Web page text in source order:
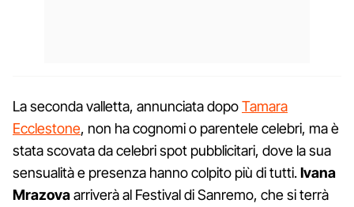
La seconda valletta, annunciata dopoTamara
Ecclestone, non ha cognomi o parentele celebri, ma è
stata scovata da celebri spot pubblicitari, dove la sua
sensualità e presenza hanno colpito più di tutti.Ivana
Mrazovaarriverà al Festival di Sanremo, che si terrà